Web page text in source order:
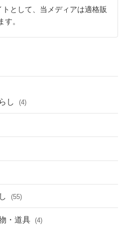
として、当メディアは適格販
。
し (4)
(55)
・道具 (4)